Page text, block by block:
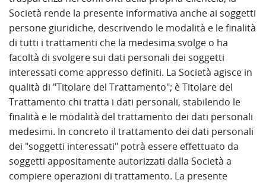
Società rende la presente informativa anche ai soggetti
persone giuridiche, descrivendo le modalità e le finalità
di tutti i trattamenti che la medesima svolge o ha
facoltà di svolgere sui dati personali dei soggetti
interessati come appresso definiti. La Società agisce in
qualità di "Titolare del Trattamento"; è Titolare del
Trattamento chi tratta i dati personali, stabilendo le
finalità e le modalità del trattamento dei dati personali
medesimi. In concreto il trattamento dei dati personali
dei "soggetti interessati" potrà essere effettuato da
soggetti appositamente autorizzati dalla Società a
compiere operazioni di trattamento. La presente